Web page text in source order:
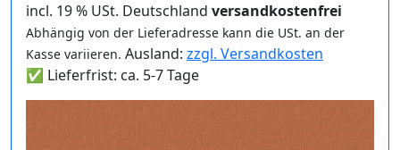
incl. 19 % USt. Deutschland versandkostenfrei
Abhängig von der Lieferadresse kann die USt. an der
Kasse variieren. Ausland: zzgl. Versandkosten
✅ Lieferfrist: ca. 5-7 Tage